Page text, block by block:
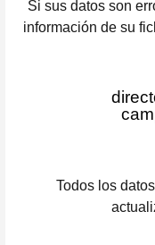
Si sus datos son
información de su
Todos los